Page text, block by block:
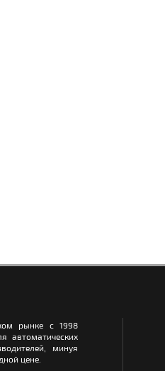
рынке с 1998
автоматических
минуя
цене.